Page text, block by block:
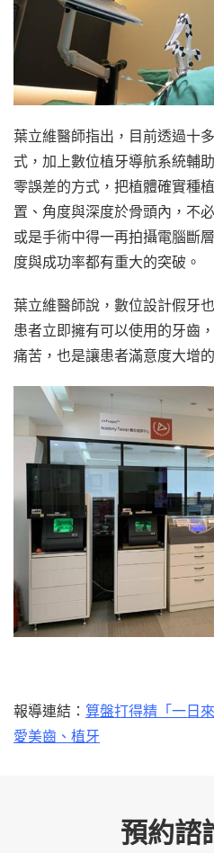
葉立維醫師指出，目前透過十
式，加上數位植牙導航系統輔
零誤差的方式，把植體確實種
置、角度與深度於骨頭內，不
或是手術中得一再拍攝電腦斷
度與成功率都有重大的突破。
葉立維醫師說，數位設計假牙
患者立即擁有可以使用的牙齒
痛苦，也是讓患者滿意度大增
報導連結： 算盤打得精「一日
愛美齒、植牙